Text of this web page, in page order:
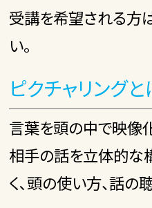
受講を希望される方
い。
ピクチャリング
言葉を頭の中で映像
相手の話を立体的な
く､頭の使い方、話の